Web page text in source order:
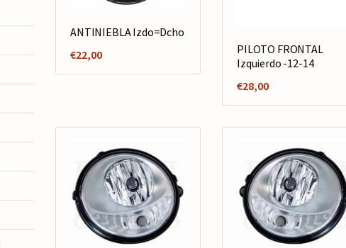
ANTINIEBLA Izdo=Dcho
€22,00
PILOTO FRONTAL
Izquierdo -12-14
€28,00